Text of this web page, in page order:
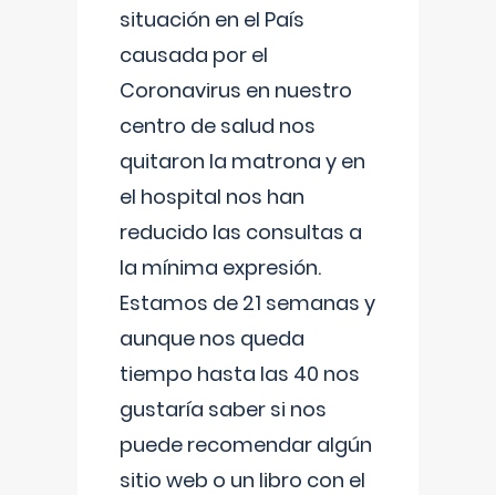
situación en el País
causada por el
Coronavirus en nuestro
centro de salud nos
quitaron la matrona y en
el hospital nos han
reducido las consultas a
la mínima expresión.
Estamos de 21 semanas y
aunque nos queda
tiempo hasta las 40 nos
gustaría saber si nos
puede recomendar algún
sitio web o un libro con el